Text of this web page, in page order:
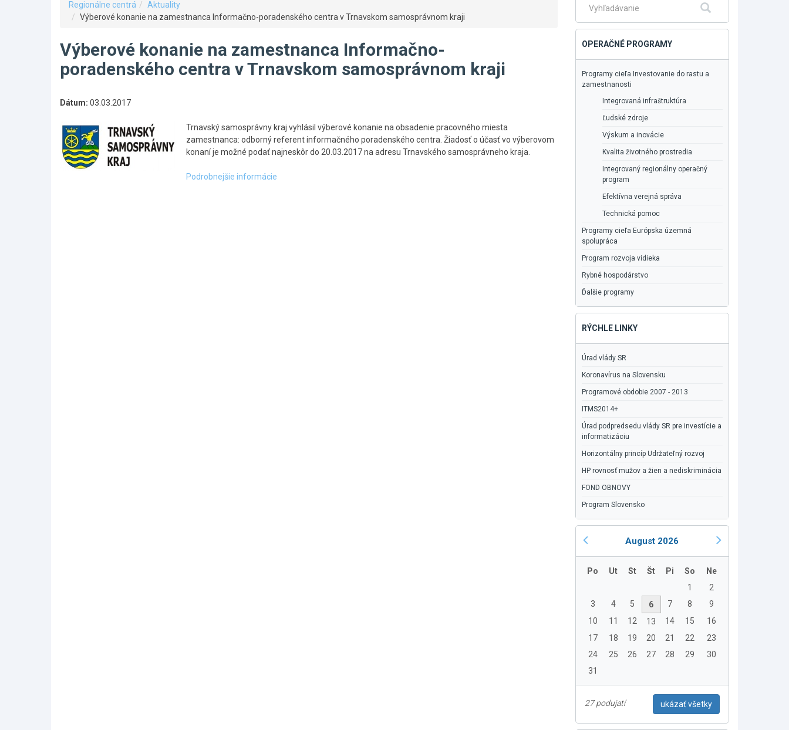
Regionálne centrá
Aktuality
Výberové konanie na zamestnanca Informačno-poradenského centra v Trnavskom samosprávnom kraji
Výberové konanie na zamestnanca Informačno-
poradenského centra v Trnavskom samosprávnom kraji
Dátum: 03.03.2017
Trnavský samosprávny kraj vyhlásil výberové konanie na obsadenie pracovného miesta
zamestnanca: odborný referent informačného poradenského centra. Žiadosť o účasť vo výberovom
konaní je možné podať najneskôr do 20.03.2017 na adresu Trnavského samosprávneho kraja.
Podrobnejšie informácie
Fulltextové
OPERAČNÉ PROGRAMY
Programy cieľa Investovanie do rastu a
zamestnanosti
Integrovaná infraštruktúra
Ľudské zdroje
Výskum a inovácie
Kvalita životného prostredia
Integrovaný regionálny operačný
program
Efektívna verejná správa
Technická pomoc
Programy cieľa Európska územná
spolupráca
Program rozvoja vidieka
Rybné hospodárstvo
Ďalšie programy
RÝCHLE LINKY
Úrad vlády SR
Koronavírus na Slovensku
Programové obdobie 2007 - 2013
ITMS2014+
Úrad podpredsedu vlády SR pre investície a
informatizáciu
Horizontálny princíp Udržateľný rozvoj
HP rovnosť mužov a žien a nediskriminácia
FOND OBNOVY
Program Slovensko
August 2026
Po Ut St Št Pi So
Ne
1
2
3
4 5 6 7 8
9
10
11 12 13 14 15
16
17
18 19 20 21 22
23
24
25 26 27 28 29
30
31
27 podujatí ukázať všetky